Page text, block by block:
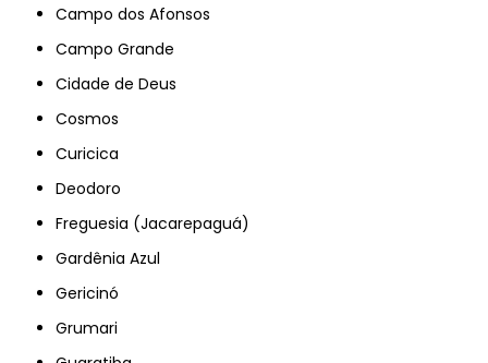
Campo dos Afonsos
Campo Grande
Cidade de Deus
Cosmos
Curicica
Deodoro
Freguesia (Jacarepaguá)
Gardênia Azul
Gericinó
Grumari